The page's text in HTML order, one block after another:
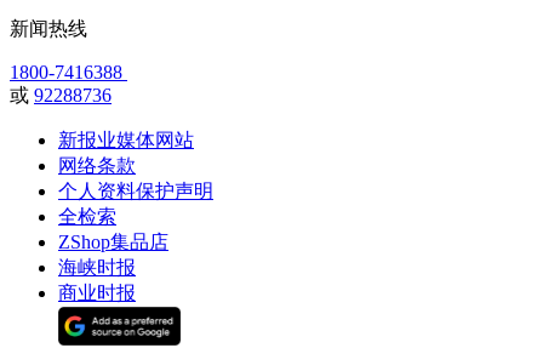
新闻热线
1800-7416388
或 92288736
新报业媒体网站
网络条款
个人资料保护声明
全检索
ZShop集品店
海峡时报
商业时报